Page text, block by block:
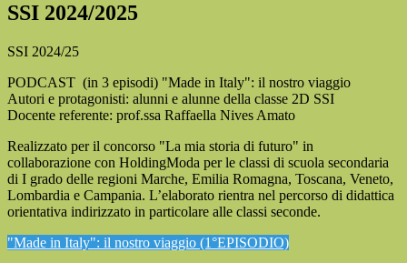
SSI 2024/2025
SSI 2024/25
PODCAST (in 3 episodi) "Made in Italy": il nostro viaggio
Autori e protagonisti: alunni e alunne della classe 2D SSI
Docente referente: prof.ssa Raffaella Nives Amato
Realizzato per il concorso "La mia storia di futuro" in
collaborazione con HoldingModa per le classi di scuola secondaria
di I grado delle regioni Marche, Emilia Romagna, Toscana, Veneto,
Lombardia e Campania. L’elaborato rientra nel percorso di didattica
orientativa indirizzato in particolare alle classi seconde.
"Made in Italy": il nostro viaggio (1°EPISODIO)